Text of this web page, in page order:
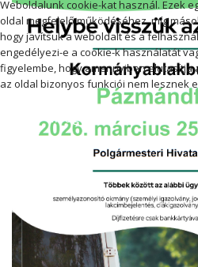
Weboldalunk cookie-kat használ. Ezek
oldal megfelelő működéséhez, míg
hogy javítsuk a weboldalt és a
engedélyezi-e a cookie-k használatát
figyelembe, hogy amennyiben elutasítja
az oldal bizonyos funkciói nem lesznek
Elfogadás